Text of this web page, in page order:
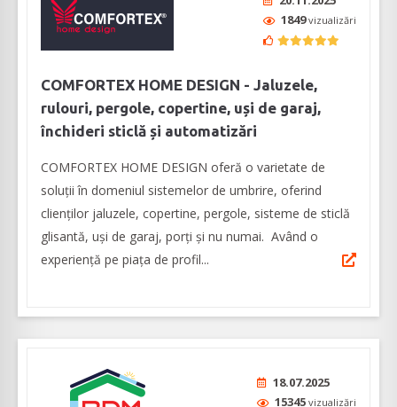
1849vizualizări
COMFORTEX HOME DESIGN - Jaluzele,
rulouri, pergole, copertine, uși de garaj,
închideri sticlă și automatizări
COMFORTEX HOME DESIGN oferă o varietate de
soluții în domeniul sistemelor de umbrire, oferind
clienților jaluzele, copertine, pergole, sisteme de sticlă
glisantă, uși de garaj, porți și nu numai. Având o
experiență pe piața de profil...
18.07.2025
15345 vizualizări